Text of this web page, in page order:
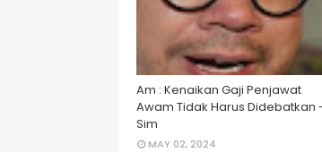
Am : Kenaikan Gaji Penjawat
Awam Tidak Harus Didebatkan
Sim
MAY 02, 2024